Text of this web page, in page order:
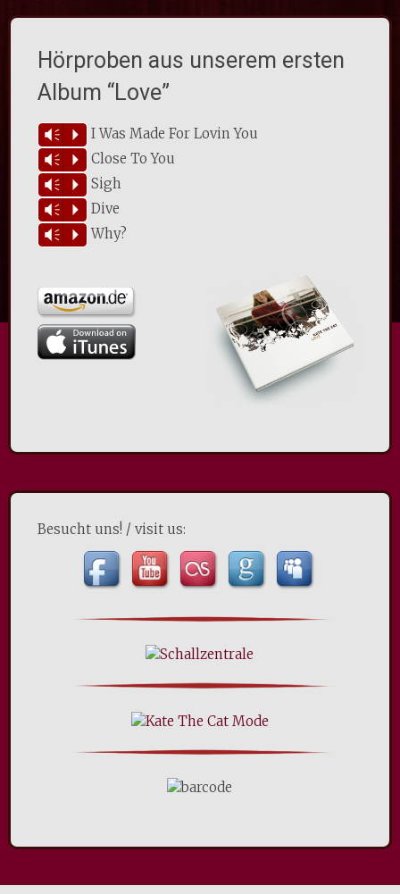
Hörproben aus unserem ersten
Album “Love”
Vm P I Was Made For Lovin You
Vm P Close To You
Vm P Sigh
Vm P Dive
Vm P Why?
Besucht uns! / visit us: